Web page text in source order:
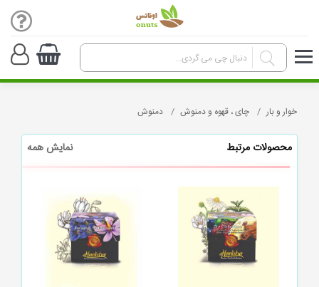
خوار و بار چای ، قهوه و دمنوش دمنوش
محصولات مرتبط نمایش همه